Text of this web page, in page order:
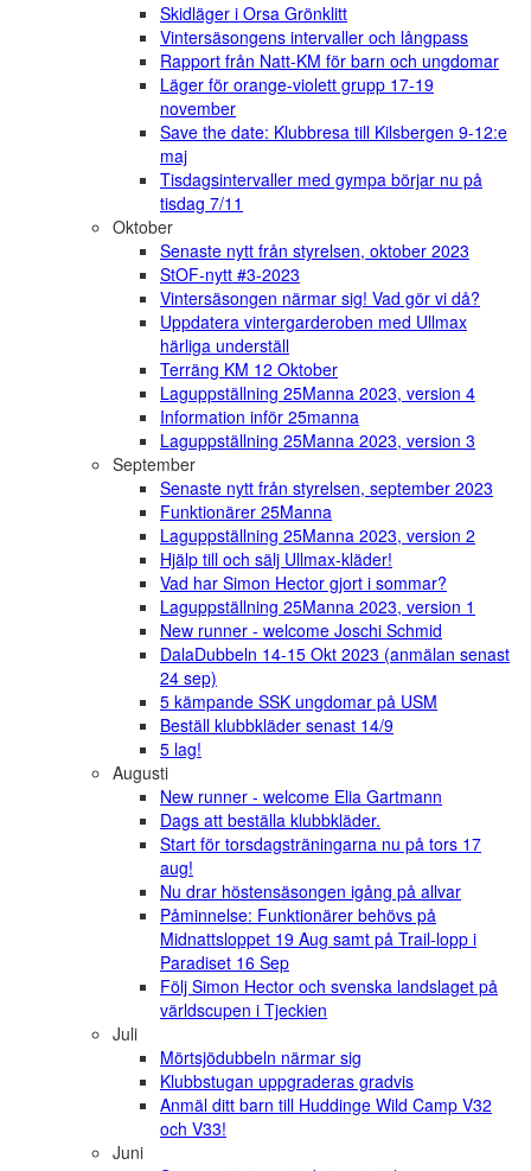
Skidläger i Orsa Grönklitt
Vintersäsongens intervaller och långpass
Rapport från Natt-KM för barn och ungdomar
Läger för orange-violett grupp 17-19
november
Save the date: Klubbresa till Kilsbergen 9-12:e
maj
Tisdagsintervaller med gympa börjar nu på
tisdag 7/11
Oktober
Senaste nytt från styrelsen, oktober 2023
StOF-nytt #3-2023
Vintersäsongen närmar sig! Vad gör vi då?
Uppdatera vintergarderoben med Ullmax
härliga underställ
Terräng KM 12 Oktober
Laguppställning 25Manna 2023, version 4
Information inför 25manna
Laguppställning 25Manna 2023, version 3
September
Senaste nytt från styrelsen, september 2023
Funktionärer 25Manna
Laguppställning 25Manna 2023, version 2
Hjälp till och sälj Ullmax-kläder!
Vad har Simon Hector gjort i sommar?
Laguppställning 25Manna 2023, version 1
New runner - welcome Joschi Schmid
DalaDubbeln 14-15 Okt 2023 (anmälan senast
24 sep)
5 kämpande SSK ungdomar på USM
Beställ klubbkläder senast 14/9
5 lag!
Augusti
New runner - welcome Elia Gartmann
Dags att beställa klubbkläder.
Start för torsdagsträningarna nu på tors 17
aug!
Nu drar höstensäsongen igång på allvar
Påminnelse: Funktionärer behövs på
Midnattsloppet 19 Aug samt på Trail-lopp i
Paradiset 16 Sep
Följ Simon Hector och svenska landslaget på
världscupen i Tjeckien
Juli
Mörtsjödubbeln närmar sig
Klubbstugan uppgraderas gradvis
Anmäl ditt barn till Huddinge Wild Camp V32
och V33!
Juni